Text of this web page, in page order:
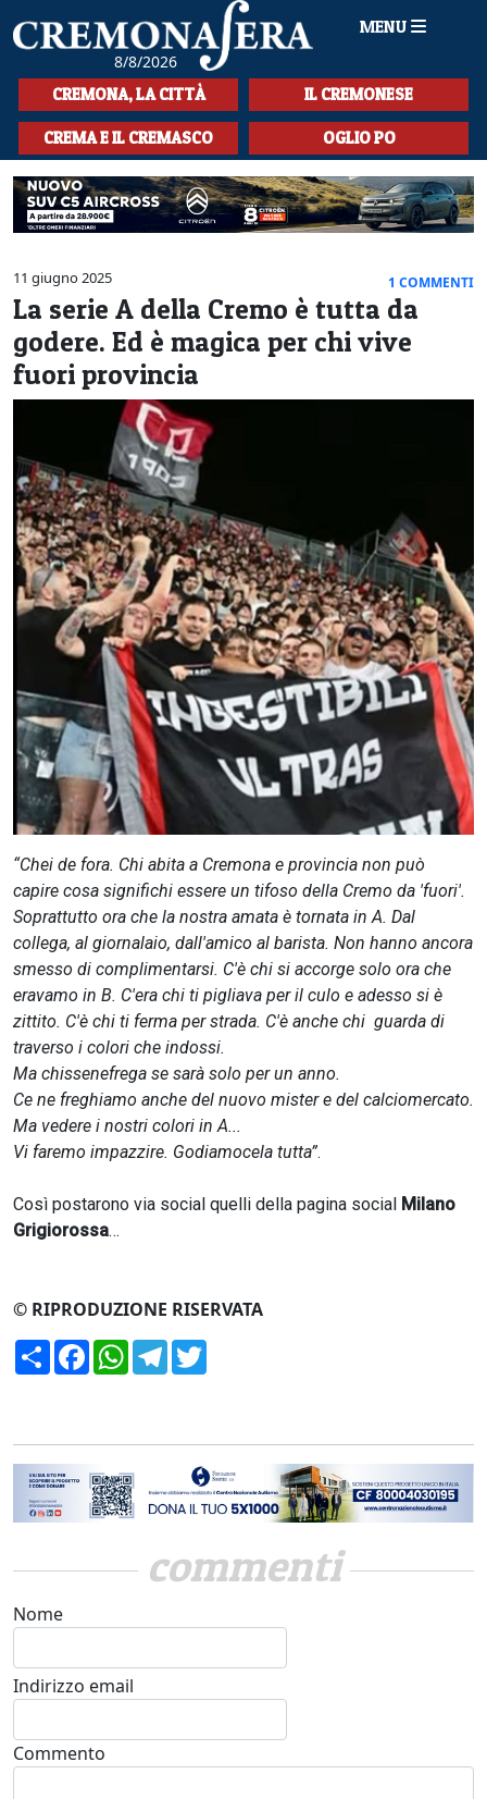
8/8/2026
MENU
HOME
CRONACA
SPORT
LA MUSICA
CULTURA
LA STORIA
SPETTACOLI
L'EDITORIALE
CERCA
CREMONA, LA CITTÀ IL CREMONESE
CREMA E IL CREMASCO OGLIO PO
11 giugno 2025 1 COMMENTI
La serie A della Cremo è tutta da
godere. Ed è magica per chi vive
fuori provincia
“Chei de fora. Chi abita a Cremona e provincia non può
capire cosa significhi essere un tifoso della Cremo da 'fuori'.
Soprattutto ora che la nostra amata è tornata in A. Dal
collega, al giornalaio, dall'amico al barista. Non hanno ancora
smesso di complimentarsi. C'è chi si accorge solo ora che
eravamo in B. C'era chi ti pigliava per il culo e adesso si è
zittito. C'è chi ti ferma per strada. C'è anche chi guarda di
traverso i colori che indossi.
Ma chissenefrega se sarà solo per un anno.
Ce ne freghiamo anche del nuovo mister e del calciomercato.
Ma vedere i nostri colori in A...
Vi faremo impazzire. Godiamocela tutta”.
Così postarono via social quelli della pagina social Milano
Grigiorossa…
© RIPRODUZIONE RISERVATA
CondividiFacebookWhatsApp
Telegram
commenti
Nome
Indirizzo email
Commento